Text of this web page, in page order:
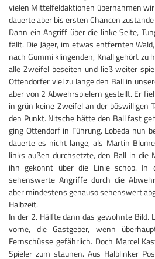
vielen Mittelfeldaktionen übernahmen
dauerte aber bis ersten Chancen
Dann ein Angriff über die linke Seite,
fällt. Die Jäger, im etwas entfernten
nach Gummi klingenden, Knall gehört zu
alle Zweifel beseiten und ließ weiter
Ottendorfer viel zu lange den Ball in
aber von 2 Abwehrspielern gestellt. Er
in grün keine Zweifel an der böswilligen
den Punkt. Nitsche hätte den Ball fast
ging Ottendorf in Führung. Lobeda nun
dauerte es nicht lange, als Martin
links außen durchsetzte, den Ball in die
ihn gekonnt über die Linie schob. In
sehenswerte Angriffe durch die
aber mindestens genauso sehenswert
Halbzeit.
In der 2. Hälfte dann das gewohnte Bild.
vorne, die Gastgeber, wenn
Fernschüsse gefährlich. Doch Marcel
Spieler zum staunen. Aus Halblinker